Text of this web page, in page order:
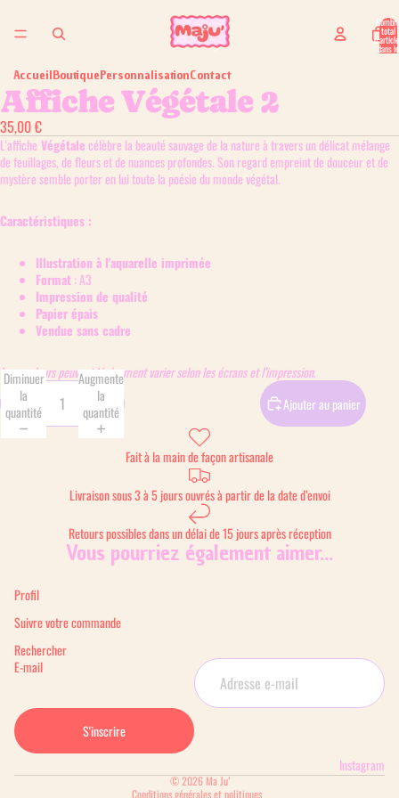
Nombre
total
dans le
panier:
AccueilBoutiquePersonnalisationContact
Affiche Végétale 2
35,00 €
L'affiche Végétalecélèbre la beauté sauvage de la nature à travers un délicat mélange
de feuillages, de fleurs et de nuances profondes. Son regard empreint de douceur et de
mystère semble porter en lui toute la poésie du monde végétal.
Caractéristiques :
Illustration à l'aquarelle imprimée
Format: A3
Impression de qualité
Papier épais
Vendue sans cadre
Les couleurs peuvent légèrement varier selon les écrans et l’impression.
Diminuer
la
quantité
Augmenter
la
quantité
Ajouter au panier
Fait à la main de façon artisanale
Livraison sous 3 à 5 jours ouvrés à partir de la date d’envoi
Retours possibles dans un délai de 15 jours après réception
Vous pourriez également aimer...
Profil
Suivre votre commande
Rechercher
E-mail
S'inscrire
Instagram
© 2026Ma Ju’
Conditions générales et politiques